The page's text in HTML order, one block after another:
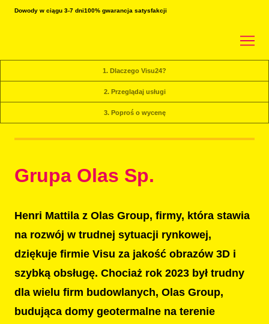
Dowody w ciągu 3-7 dni100% gwarancja satysfakcji
1. Dlaczego Visu24?
2. Przeglądaj usługi
3. Poproś o wycenę
Grupa Olas Sp.
Henri Mattila z Olas Group, firmy, która stawia
na rozwój w trudnej sytuacji rynkowej,
dziękuje firmie Visu za jakość obrazów 3D i
szybką obsługę. Chociaż rok 2023 był trudny
dla wielu firm budowlanych, Olas Group,
budująca domy geotermalne na terenie